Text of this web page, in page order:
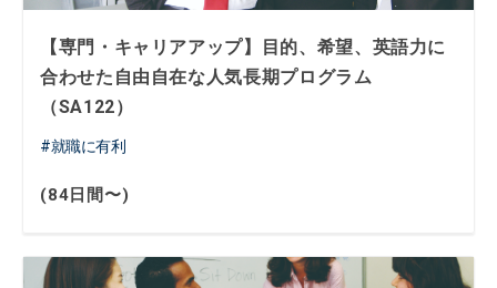
【専門・キャリアアップ】目的、希望、英語力に
合わせた自由自在な人気長期プログラム
（SA122）
就職に有利
(84日間〜)